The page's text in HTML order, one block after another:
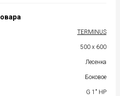
TERMINUS
500 x 600
Лесенка
Боковое
G 1" НР